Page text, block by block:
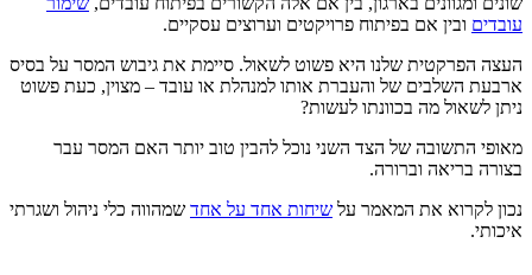
עובדים ובין אם בפיתוח פרויקטים וערוצים עסקיים.
העצה הפרקטית שלנו היא פשוט לשאול. סיימת את גיבוש המסר על בסיס
ארבעת השלבים של והעברת אותו למנהלת או עובד – מצוין, כעת פשוט
ניתן לשאול מה בכוונתו לעשות?
מאופי התשובה של הצד השני נוכל להבין טוב יותר האם המסר עבר
בצורה בריאה וברורה.
נכון לקרוא את המאמר על שיחות אחד על אחד שמהווה כלי ניהול ושגרתי
איכותי.